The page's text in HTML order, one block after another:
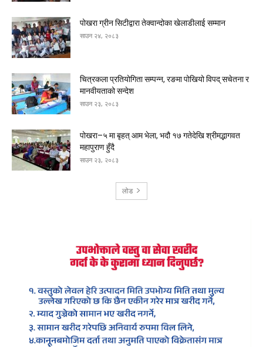
पोखरा ग्रीन सिटीद्वारा तेक्वान्दोका खेलाडीलाई सम्मान
साउन २४, २०८३
चित्रकला प्रतियोगिता सम्पन्न, रङमा पोखियो विपद् सचेतना र
मानवीयताको सन्देश
साउन २३, २०८३
पोखरा–५ मा बृहत् आम भेला, भदौ १७ गतेदेखि श्रीमद्भागवत
महापुराण हुँदै
साउन २३, २०८३
लोड